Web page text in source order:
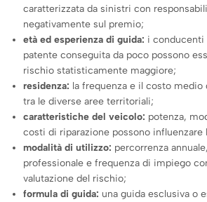
caratterizzata da sinistri con
negativamente sul premio;
età ed esperienza di guida: i conducenti
patente conseguita da poco possono
rischio statisticamente maggiore;
residenza: la frequenza e il costo
tra le diverse aree territoriali;
caratteristiche del veicolo: potenza,
costi di riparazione possono influenzare
modalità di utilizzo: percorrenza
professionale e frequenza di impiego
valutazione del rischio;
formula di guida: una guida esclusiva o